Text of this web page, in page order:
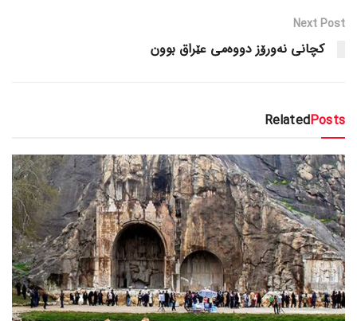
Next Post
کچانی نەورۆز دووەمی عێراق بوون
RelatedPosts